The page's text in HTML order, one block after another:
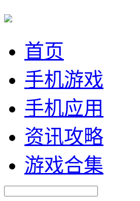
首页
手机游戏
手机应用
资讯攻略
游戏合集